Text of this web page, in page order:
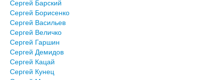
Сергей Барский
Сергей Борисенко
Сергей Васильев
Сергей Величко
Сергей Гаршин
Сергей Демидов
Сергей Кацай
Сергей Кунец